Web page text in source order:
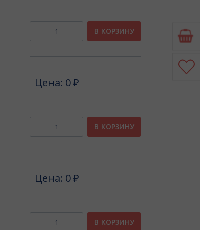
В КОРЗИНУ
Цена: 0 ₽
В КОРЗИНУ
Цена: 0 ₽
В КОРЗИНУ